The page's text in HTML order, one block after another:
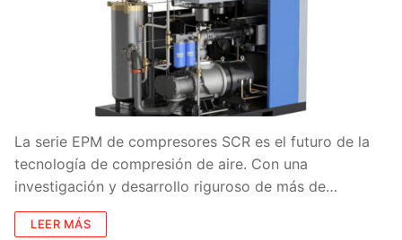
La serie EPM de compresores SCR es el futuro de la
tecnología de compresión de aire. Con una
investigación y desarrollo riguroso de más de…
LEER MÁS